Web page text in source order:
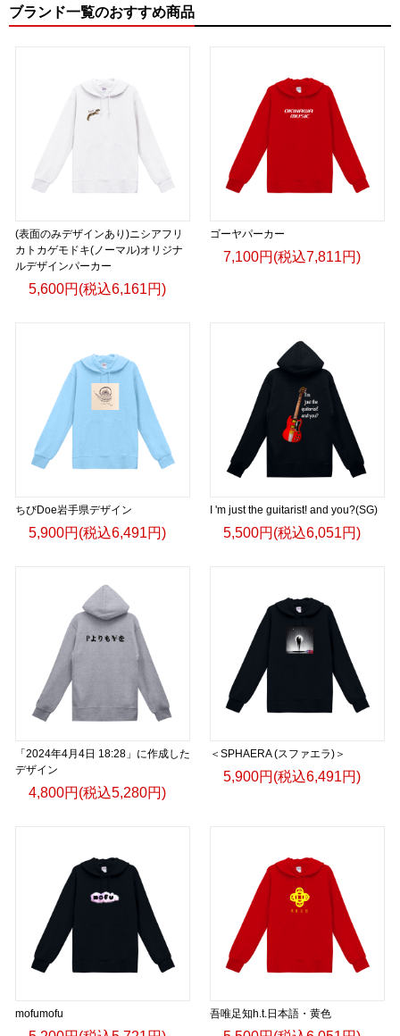
ブランド一覧のおすすめ商品
(表面のみデザインあり)ニシアフリ
カトカゲモドキ(ノーマル)オリジナ
ルデザインパーカー
5,600円(税込6,161円)
ゴーヤパーカー
7,100円(税込7,811円)
ちびDoe岩手県デザイン
5,900円(税込6,491円)
I 'm just the guitarist! and you?(SG)
5,500円(税込6,051円)
「2024年4月4日 18:28」に作成した
デザイン
4,800円(税込5,280円)
＜SPHAERA (スファエラ)＞
5,900円(税込6,491円)
mofumofu 吾唯足知h.t.日本語・黄色